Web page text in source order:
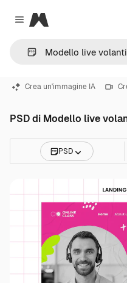
Close menu
Magnific
Crea un'immagine IA
PSD di Modello live
PSD